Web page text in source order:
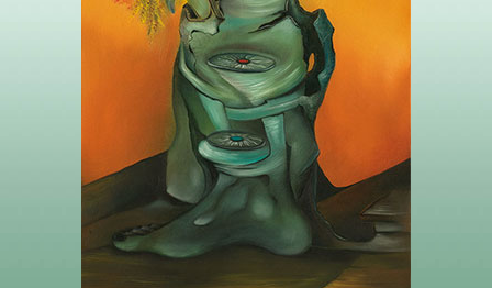
2 DEUX DE DISQUES – CHANGEMENT